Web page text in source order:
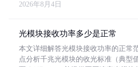
2026年8月4日
光模块接收功率多少是正常
本文详细解答光模块接收功率的正常
点分析千兆光模块的收光标准（典型